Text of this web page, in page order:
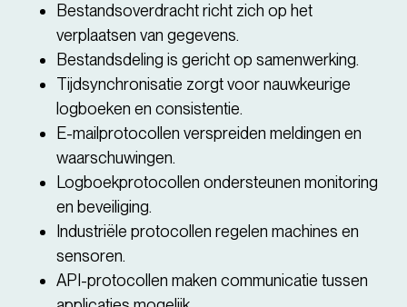
Bestandsoverdracht richt zich op het
verplaatsen van gegevens.
Bestandsdeling is gericht op samenwerking.
Tijdsynchronisatie zorgt voor nauwkeurige
logboeken en consistentie.
E-mailprotocollen verspreiden meldingen en
waarschuwingen.
Logboekprotocollen ondersteunen monitoring
en beveiliging.
Industriële protocollen regelen machines en
sensoren.
API-protocollen maken communicatie tussen